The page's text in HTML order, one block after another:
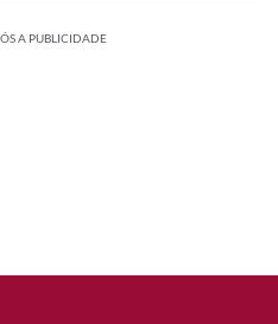
A PUBLICIDADE